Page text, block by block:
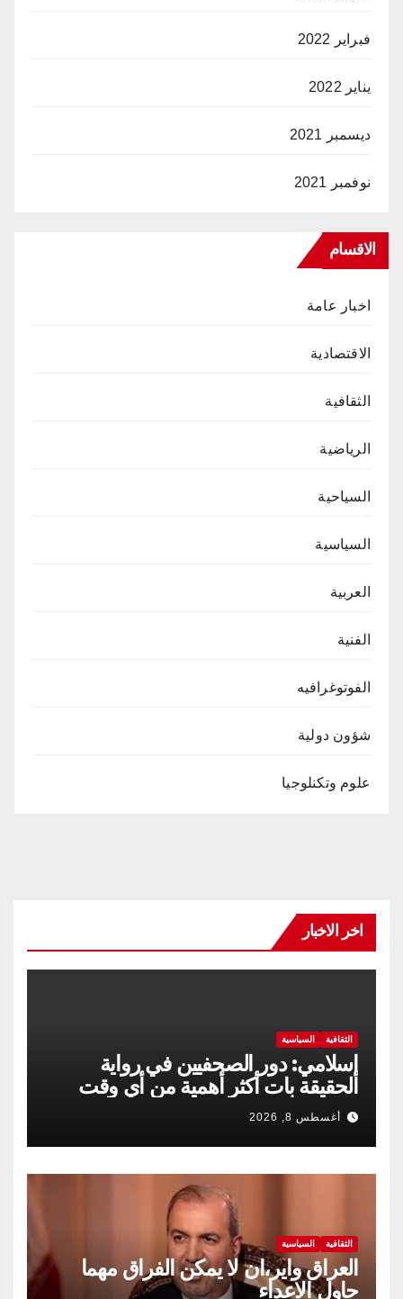
فبراير 2022
يناير 2022
ديسمبر 2021
نوفمبر 2021
الاقسام
اخبار عامة
الاقتصادية
الثقافية
الرياضية
السياحية
السياسية
العربية
الفنية
الفوتوغرافيه
شؤون دولية
علوم وتكنلوجيا
اخر الاخبار
الثقافية السياسية
إسلامي: دور الصحفيين في رواية
الحقيقة بات أكثر أهمية من أي وقت
مضى
أغسطس 8, 2026
الثقافية السياسية
العراق واير،ان لا يمكن الفراق مهما
حاول الاعداء